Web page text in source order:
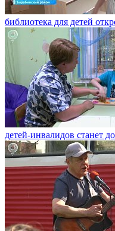
библиотека для детей
детей-инвалидов станет